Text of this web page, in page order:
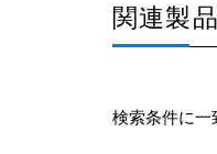
関連製品
検索条件に一